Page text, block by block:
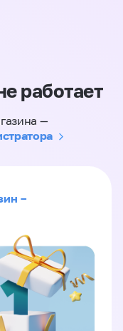
работает
—
–